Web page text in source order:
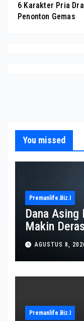
6 Karakter Pria
Penonton Gemas
You missed
Premanlife.biz.i
Dana
Makin
Triliun per
AGUSTUS 8,
Premanlife.biz.i